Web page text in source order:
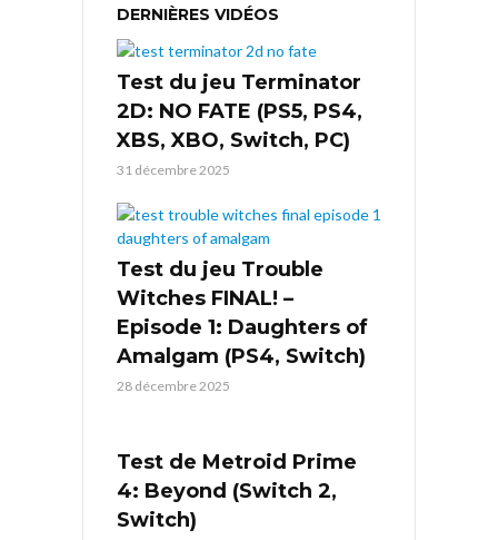
DERNIÈRES VIDÉOS
Test du jeu Terminator
2D: NO FATE (PS5, PS4,
XBS, XBO, Switch, PC)
31 décembre 2025
Test du jeu Trouble
Witches FINAL! –
Episode 1: Daughters of
Amalgam (PS4, Switch)
28 décembre 2025
Test de Metroid Prime
4: Beyond (Switch 2,
Switch)